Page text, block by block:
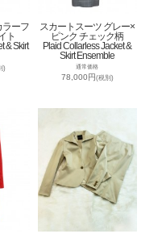
ラーフ
ト
& Skirt
)
スカートスーツ グレー×
ピンク チェック柄
Plaid Collarless Jacket &
Skirt Ensemble
通常価格
78,000円(税別)